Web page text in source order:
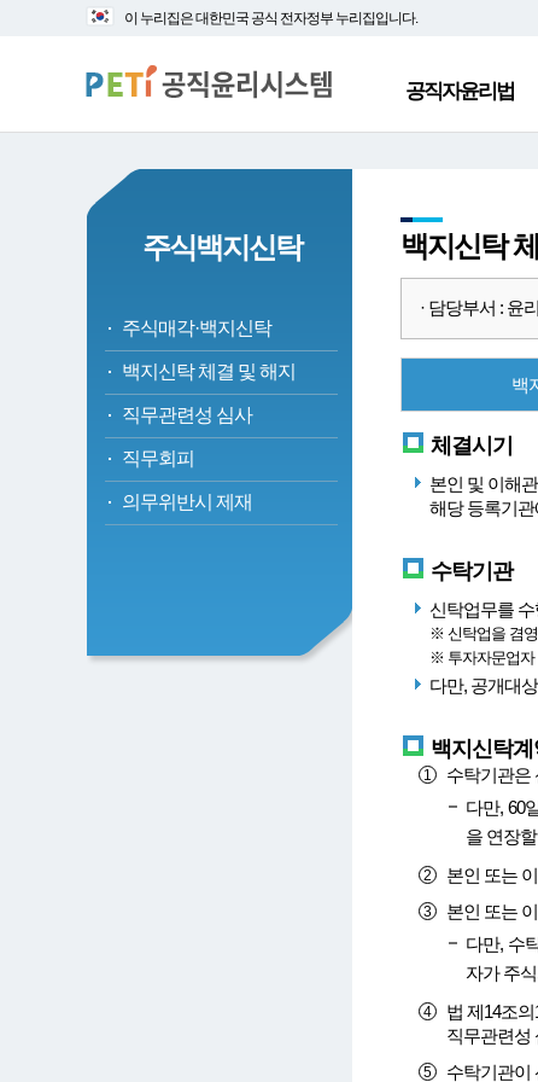
대
바
로
본
로
가
이 누리집은 대한민국 공식 전자정부 누리집입니다.
공직자윤리법
주식백지신탁
주식매각·백지신탁
백지신탁 체결 및 해지
직무관련성 심사
직무회피
의무위반시 제재
백지신탁
· 담당부서 : 윤
백
체결시기
본인 및 이해
해당 등록기
수탁기관
신탁업무를
※ 신탁업을 겸
※ 투자자문업자
다만, 공개대
백지신탁
수탁기관은
다만, 60
을 연장
본인 또는
본인 또는
다만, 수
자가 주
법 제14조
직무관련성
수탁기관이